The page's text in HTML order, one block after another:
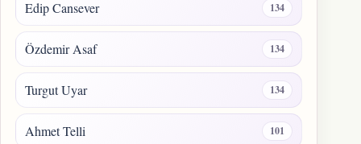
Edip Cansever 134
Özdemir Asaf 134
Turgut Uyar 134
Ahmet Telli 101